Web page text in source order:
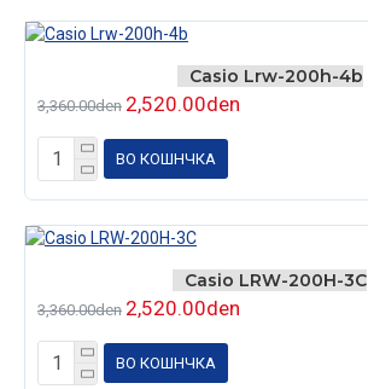
Casio Lrw-200h-4b
3,360.00den 2,520.00den
ВО КОШНЧКА
Casio LRW-200H-3C
3,360.00den 2,520.00den
ВО КОШНЧКА